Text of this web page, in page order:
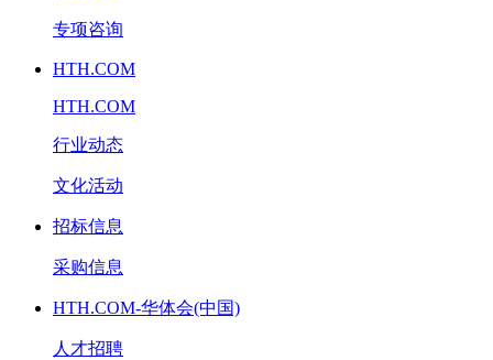
专项咨询
HTH.COM
HTH.COM
行业动态
文化活动
招标信息
采购信息
HTH.COM-华体会(中国)
人才招聘